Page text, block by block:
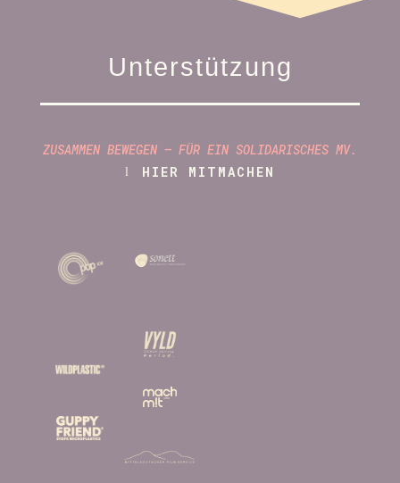
Unterstützung
ZUSAMMEN BEWEGEN – FÜR EIN SOLIDARISCHES MV.
HIER MITMACHEN